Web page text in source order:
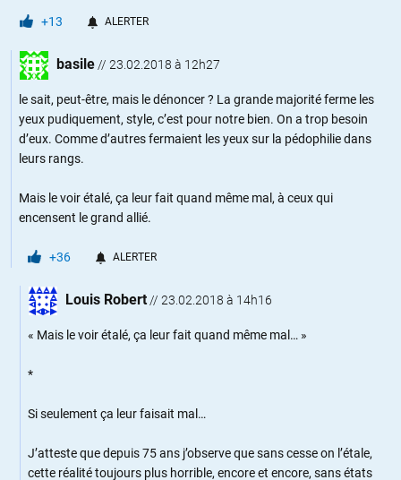
+13 ALERTER
basile // 23.02.2018 à 12h27
le sait, peut-être, mais le dénoncer ? La grande majorité ferme les
yeux pudiquement, style, c’est pour notre bien. On a trop besoin
d’eux. Comme d’autres fermaient les yeux sur la pédophilie dans
leurs rangs.
Mais le voir étalé, ça leur fait quand même mal, à ceux qui
encensent le grand allié.
+36 ALERTER
Louis Robert // 23.02.2018 à 14h16
« Mais le voir étalé, ça leur fait quand même mal… »
*
Si seulement ça leur faisait mal…
J’atteste que depuis 75 ans j’observe que sans cesse on l’étale,
cette réalité toujours plus horrible, encore et encore, sans états